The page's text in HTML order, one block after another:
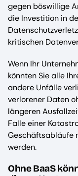
gegen böswillige
die Investition in
kritischen
Wenn Ihr
könnten Sie alle
andere Unfälle
verlorener Daten
längeren
Falle einer
Geschäftsabläufe
werden.
Ohne BaaS